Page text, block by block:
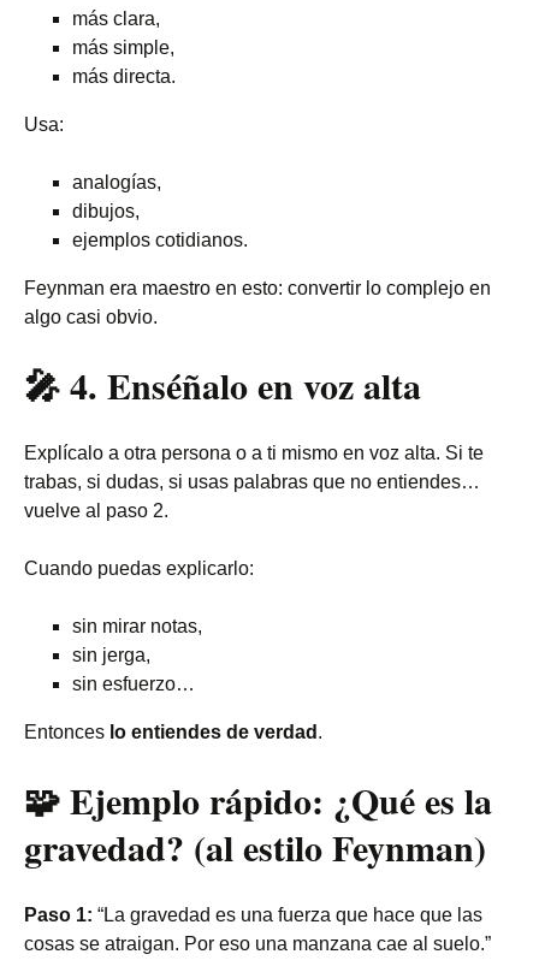
más clara,
más simple,
más directa.
Usa:
analogías,
dibujos,
ejemplos cotidianos.
Feynman era maestro en esto: convertir lo complejo en
algo casi obvio.
🎤4. Enséñalo en voz alta
Explícalo a otra persona o a ti mismo en voz alta. Si te
trabas, si dudas, si usas palabras que no entiendes…
vuelve al paso 2.
Cuando puedas explicarlo:
sin mirar notas,
sin jerga,
sin esfuerzo…
Entonces lo entiendes de verdad .
🧩 Ejemplo rápido: ¿Qué es la
gravedad? (al estilo Feynman)
Paso 1: “La gravedad es una fuerza que hace que las
cosas se atraigan. Por eso una manzana cae al suelo.”